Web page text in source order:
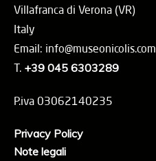
Villafranca di Verona (VR)
Italy
Email: info@museonicolis.com
T. +39 045 6303289
P.iva 03062140235
Privacy Policy
Note legali